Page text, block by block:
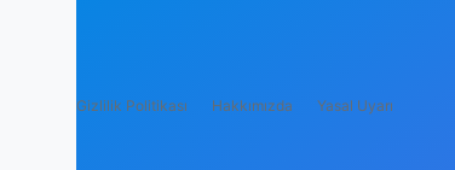
Gizlilik Politikası Hakkımızda Yasal Uyarı